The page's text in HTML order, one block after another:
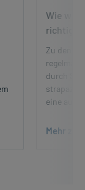
Wie
richtig?
Zu den
durch
eine
Mehr zur